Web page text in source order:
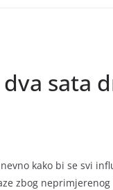
dva sata
kako bi se svi
zbog neprimjerenog